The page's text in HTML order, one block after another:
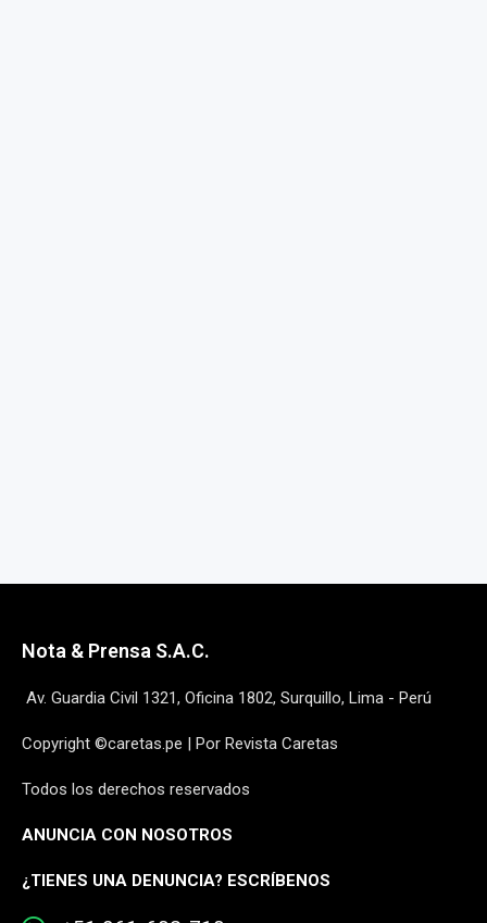
Nota & Prensa S.A.C.
Av. Guardia Civil 1321, Oficina 1802, Surquillo, Lima - Perú
Copyright ©caretas.pe | Por Revista Caretas
Todos los derechos reservados
ANUNCIA CON NOSOTROS
¿TIENES UNA DENUNCIA? ESCRÍBENOS